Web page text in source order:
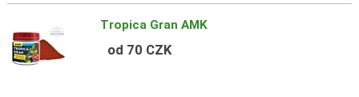
Tropica Gran AMK
od 70 CZK